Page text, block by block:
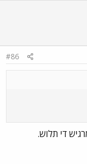
#86
די תלוש.